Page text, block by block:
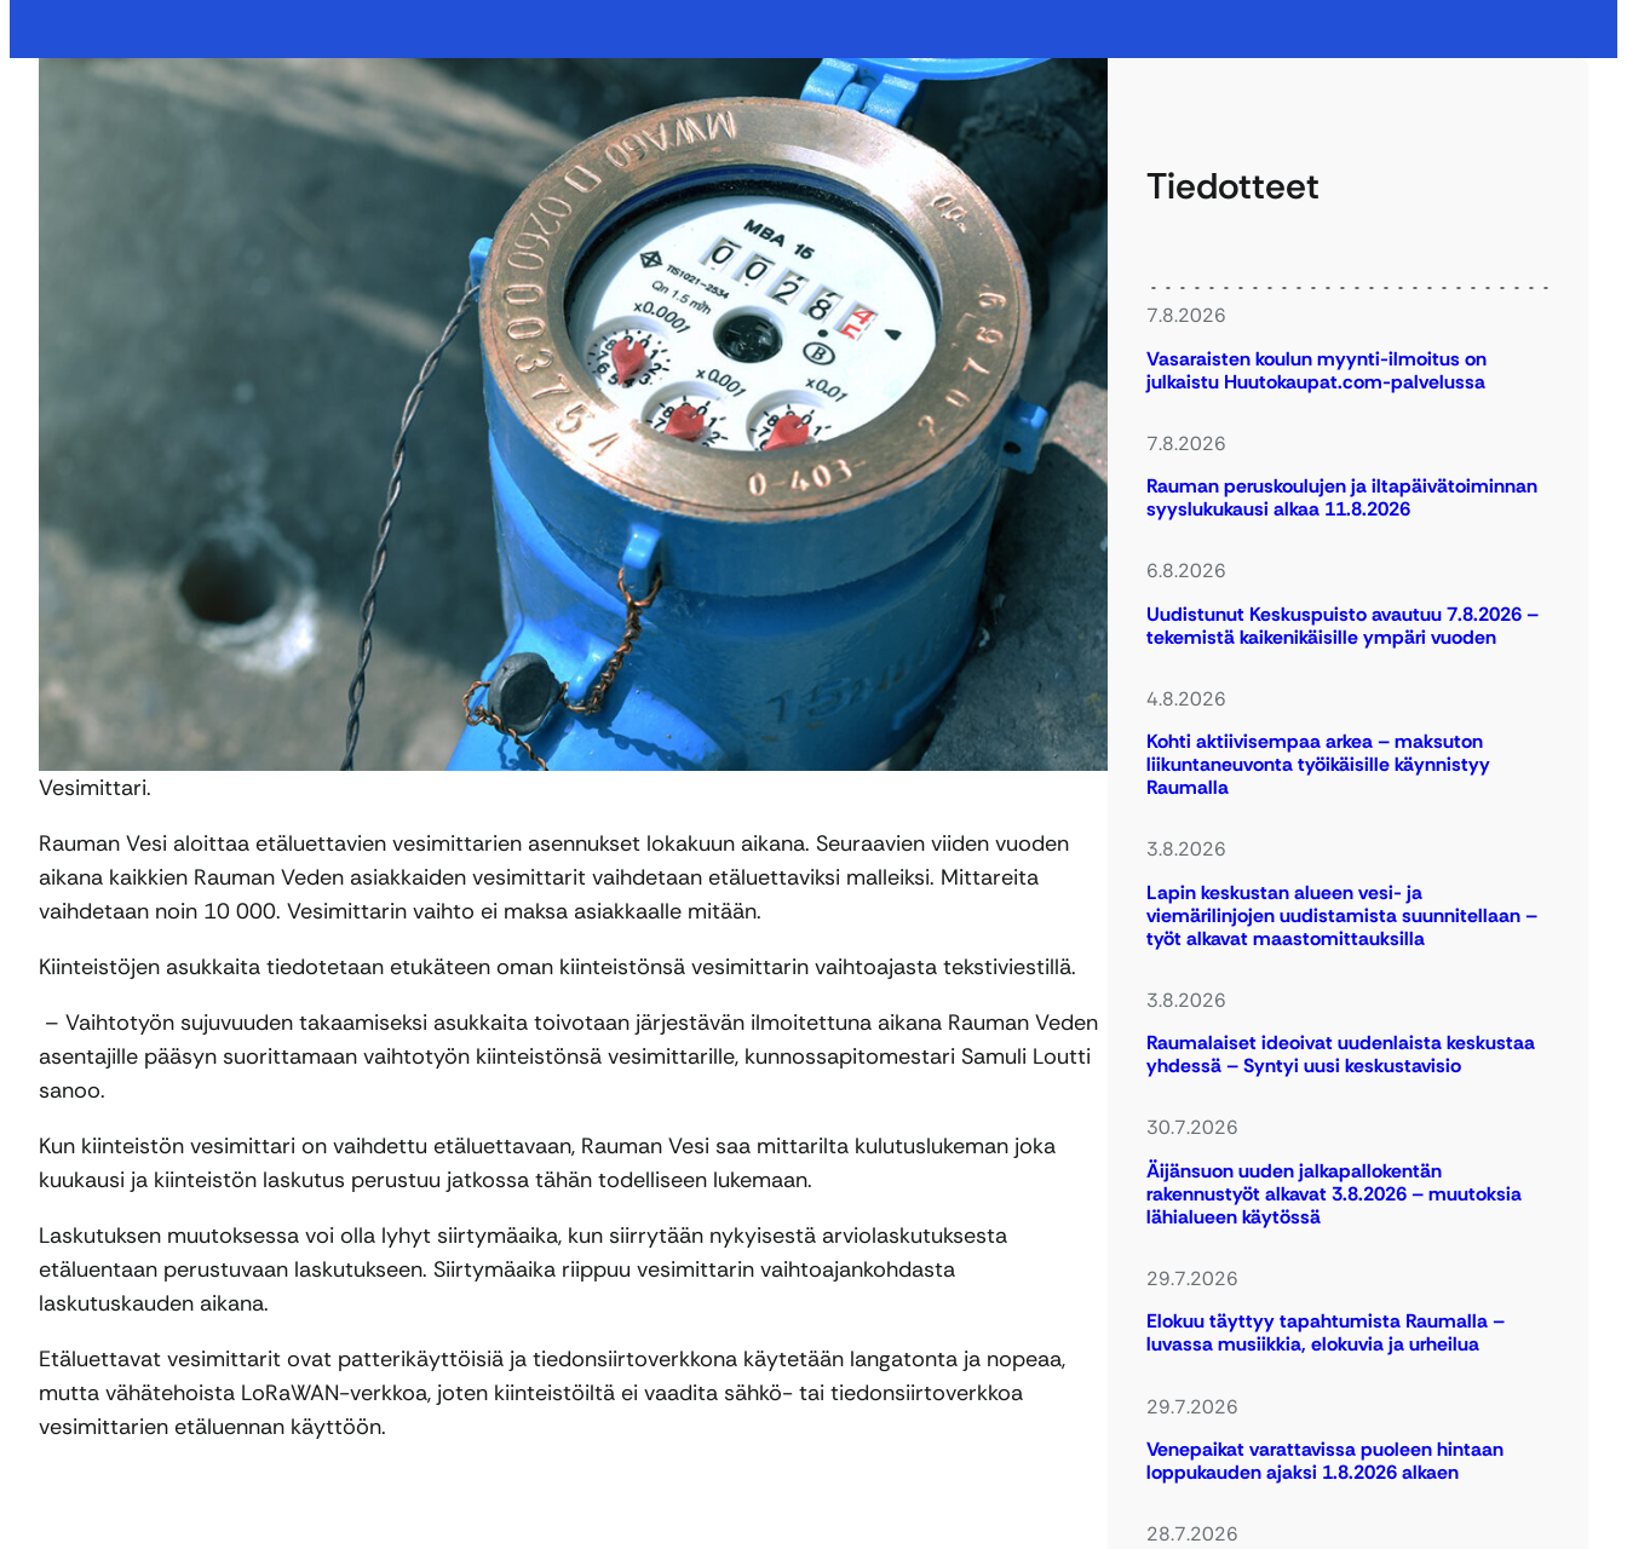
Vesimittari.
Rauman Vesi aloittaa etäluettavien vesimittarien asennukset lokakuun aikana. Seuraavien viiden vuoden
aikana kaikkien Rauman Veden asiakkaiden vesimittarit vaihdetaan etäluettaviksi malleiksi. Mittareita
vaihdetaan noin 10 000. Vesimittarin vaihto ei maksa asiakkaalle mitään.
Kiinteistöjen asukkaita tiedotetaan etukäteen oman kiinteistönsä vesimittarin vaihtoajasta tekstiviestillä.
– Vaihtotyön sujuvuuden takaamiseksi asukkaita toivotaan järjestävän ilmoitettuna aikana Rauman Veden
asentajille pääsyn suorittamaan vaihtotyön kiinteistönsä vesimittarille, kunnossapitomestari Samuli Loutti
sanoo.
Kun kiinteistön vesimittari on vaihdettu etäluettavaan, Rauman Vesi saa mittarilta kulutuslukeman joka
kuukausi ja kiinteistön laskutus perustuu jatkossa tähän todelliseen lukemaan.
Laskutuksen muutoksessa voi olla lyhyt siirtymäaika, kun siirrytään nykyisestä arviolaskutuksesta
etäluentaan perustuvaan laskutukseen. Siirtymäaika riippuu vesimittarin vaihtoajankohdasta
laskutuskauden aikana.
Etäluettavat vesimittarit ovat patterikäyttöisiä ja tiedonsiirtoverkkona käytetään langatonta ja nopeaa,
mutta vähätehoista LoRaWAN-verkkoa, joten kiinteistöiltä ei vaadita sähkö- tai tiedonsiirtoverkkoa
vesimittarien etäluennan käyttöön.
Tiedotteet
7.8.2026
Vasaraisten koulun myynti-ilmoitus on
julkaistu Huutokaupat.com-palvelussa
7.8.2026
Rauman peruskoulujen ja iltapäivätoiminnan
syyslukukausi alkaa 11.8.2026
6.8.2026
Uudistunut Keskuspuisto avautuu 7.8.2026 –
tekemistä kaikenikäisille ympäri vuoden
4.8.2026
Kohti aktiivisempaa arkea – maksuton
liikuntaneuvonta työikäisille käynnistyy
Raumalla
3.8.2026
Lapin keskustan alueen vesi- ja
viemärilinjojen uudistamista suunnitellaan –
työt alkavat maastomittauksilla
3.8.2026
Raumalaiset ideoivat uudenlaista keskustaa
yhdessä – Syntyi uusi keskustavisio
30.7.2026
Äijänsuon uuden jalkapallokentän
rakennustyöt alkavat 3.8.2026 – muutoksia
lähialueen käytössä
29.7.2026
Elokuu täyttyy tapahtumista Raumalla –
luvassa musiikkia, elokuvia ja urheilua
29.7.2026
Venepaikat varattavissa puoleen hintaan
loppukauden ajaksi 1.8.2026 alkaen
28.7.2026